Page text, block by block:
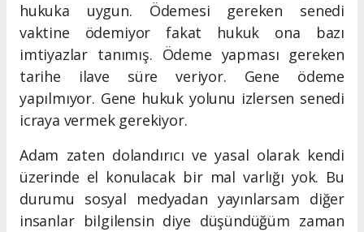
hukuka uygun. Ödemesi gereken senedi
vaktine ödemiyor fakat hukuk ona bazı
imtiyazlar tanımış. Ödeme yapması gereken
tarihe ilave süre veriyor. Gene ödeme
yapılmıyor. Gene hukuk yolunu izlersen senedi
icraya vermek gerekiyor.
Adam zaten dolandırıcı ve yasal olarak kendi
üzerinde el konulacak bir mal varlığı yok. Bu
durumu sosyal medyadan yayınlarsam diğer
insanlar bilgilensin diye düşündüğüm zaman